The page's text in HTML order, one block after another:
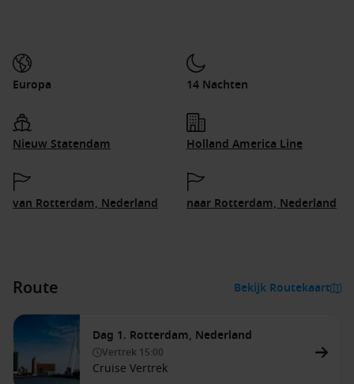
Europa 14 Nachten
Nieuw Statendam Holland America Line
van Rotterdam, Nederland naar Rotterdam, Nederland
Route Bekijk Routekaart
Dag 1. Rotterdam, Nederland
Vertrek 15:00
Cruise Vertrek